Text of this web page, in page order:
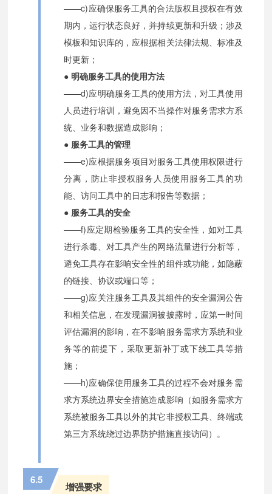
——c)应确保服务工具的合法版权且授权在有效
期内，运行状态良好，并持续更新和升级；涉及
模板和知识库的，应根据相关法律法规、标准及
时更新；
● 明确服务工具的使用方法
——d)应明确服务工具的使用方法，对工具使用
人员进行培训，避免因不当操作对服务需求方系
统、业务和数据造成影响；
● 服务工具的管理
——e)应根据服务项目对服务工具使用权限进行
分离，防止非授权服务人员使用服务工具的功
能、访问工具中的日志和报告等数据；
● 服务工具的安全
——f)应定期检验服务工具的安全性，如对工具
进行杀毒、对工具产生的网络流量进行分析等，
避免工具存在影响安全性的组件或功能，如隐蔽
的链接、协议或端口等；
——g)应关注服务工具及其组件的安全漏洞公告
和相关信息，在发现漏洞被披露时，应第一时间
评估漏洞的影响，在不影响服务需求方系统和业
务等的前提下，采取更新补丁或下线工具等措
施；
——h)应确保使用服务工具的过程不会对服务需
求方系统边界安全措施造成影响（如服务需求方
系统被服务工具以外的其它非授权工具、终端或
第三方系统绕过边界防护措施直接访问）。
6.5
增强要求